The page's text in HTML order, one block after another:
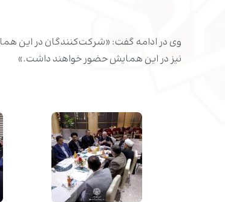
وی در ادامه گفت: «شرکت‌کنندگان در این
نیز در این همایش حضور خواهند داشت.»